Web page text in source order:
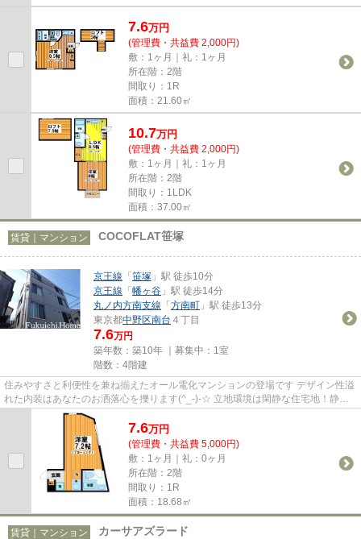
7.6万円
(管理費・共益費 2,000円)
敷：1ヶ月｜礼：1ヶ月
所在階：2階
間取り：1R
面積：21.60㎡
10.7万円
(管理費・共益費 2,000円)
敷：1ヶ月｜礼：1ヶ月
所在階：2階
間取り：1LDK
面積：37.00㎡
賃貸｜マンション COCOFLAT笹塚
京王線 「笹塚 」駅 徒歩10分
京王線 「幡ヶ谷 」駅 徒歩14分
丸ノ内方南支線 「方南町 」駅 徒歩13分
東京都中野区南台 ４丁目
7.6万円
築年数：築10年 ｜募集中： 1室
階数：4階建
住みやすさと利便性を兼ね揃えたオール電化マンションの登場です デザイン性溢
れた内装はあなたのお洒落心を擽ります(^_-)-☆ 立地環境は閑静な住宅地！静か
な環境でお洒落マンションで...
7.6万円
(管理費・共益費 5,000円)
敷：1ヶ月｜礼：0ヶ月
所在階：2階
間取り：1R
面積：18.68㎡
賃貸｜マンション カーサアズラード